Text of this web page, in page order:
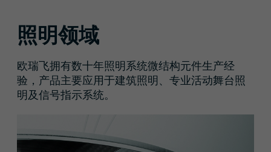
照明领域
欧瑞飞拥有数十年照明系统微结构元件生产经
验，产品主要应用于建筑照明、专业活动舞台照
明及信号指示系统。